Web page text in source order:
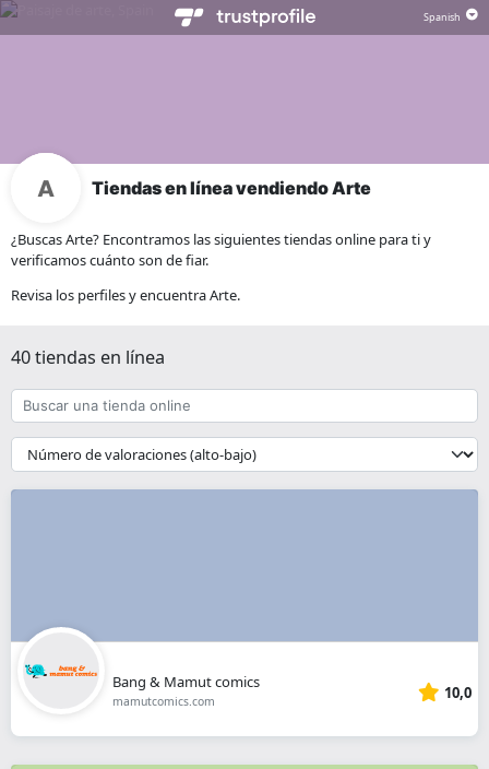
Tiendas en línea vendiendo Arte
¿Buscas Arte? Encontramos las siguientes tiendas online para ti y
verificamos cuánto son de fiar.
Revisa los perfiles y encuentra Arte.
40 tiendas en línea
Buscar
una
tienda
online
{{
__('Sort')
}}
Bang & Mamut comics
mamutcomics.com 10,0